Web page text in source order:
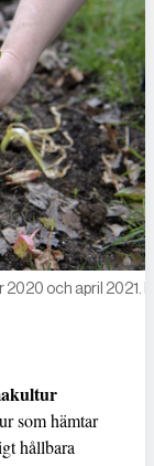
och april 2021.
som hämtar
hållbara